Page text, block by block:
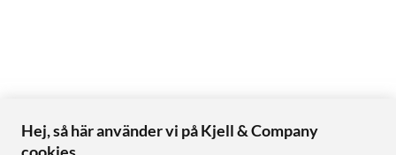
Hej, så här använder vi på Kjell & Company